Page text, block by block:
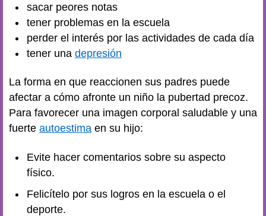
sacar peores notas
tener problemas en la escuela
perder el interés por las actividades de cada día
tener una depresión
La forma en que reaccionen sus padres puede
afectar a cómo afronte un niño la pubertad precoz.
Para favorecer una imagen corporal saludable y una
fuerte autoestima en su hijo:
Evite hacer comentarios sobre su aspecto
físico.
Felicítelo por sus logros en la escuela o el
deporte.